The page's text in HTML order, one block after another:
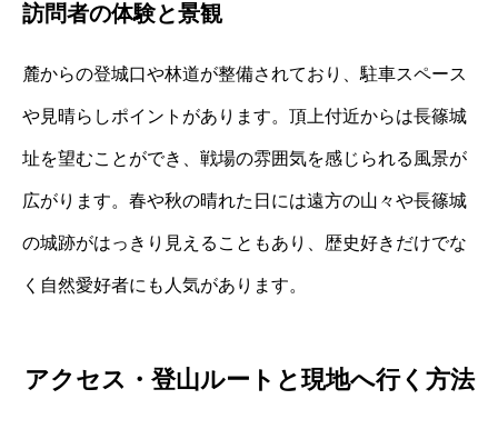
訪問者の体験と景観
麓からの登城口や林道が整備されており、駐車スペース
や見晴らしポイントがあります。頂上付近からは長篠城
址を望むことができ、戦場の雰囲気を感じられる風景が
広がります。春や秋の晴れた日には遠方の山々や長篠城
の城跡がはっきり見えることもあり、歴史好きだけでな
く自然愛好者にも人気があります。
アクセス・登山ルートと現地へ行く方法